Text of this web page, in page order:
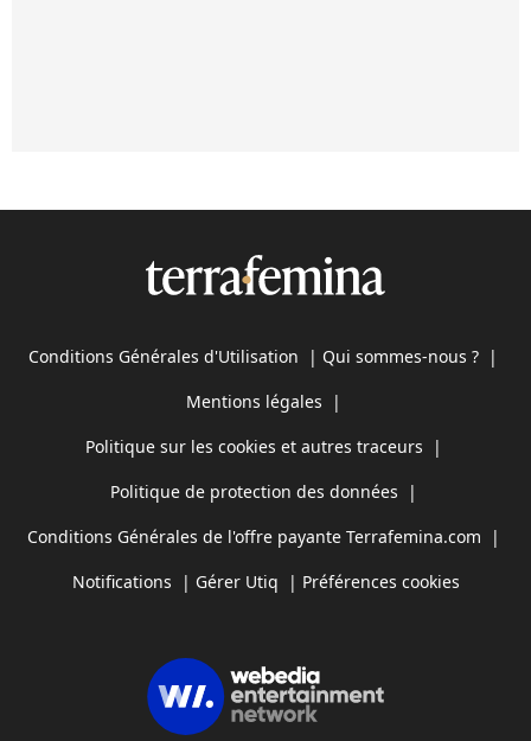
Conditions Générales d'Utilisation | Qui sommes-nous ? |
Mentions légales |
Politique sur les cookies et autres traceurs |
Politique de protection des données |
Conditions Générales de l'offre payante Terrafemina.com |
Notifications | Gérer Utiq | Préférences cookies